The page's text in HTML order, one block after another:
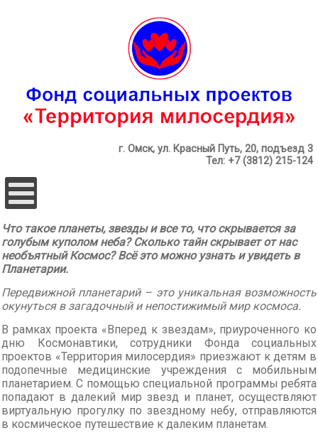
г. Омск, ул. Красный Путь, 20, подъезд 3
Тел: +7 (3812) 215-124
Что такое планеты, звезды и все то, что скрывается за
голубым куполом неба? Сколько тайн скрывает от нас
необъятный Космос? Всё это можно узнать и увидеть в
Планетарии.
Передвижной планетарий – это уникальная возможность
окунуться в загадочный и непостижимый мир космоса.
В рамках проекта «Вперед к звездам», приуроченного ко
дню Космонавтики, сотрудники Фонда социальных
проектов «Территория милосердия» приезжают к детям в
подопечные медицинские учреждения с мобильным
планетарием. С помощью специальной программы ребята
попадают в далекий мир звезд и планет, осуществляют
виртуальную прогулку по звездному небу, отправляются
в космическое путешествие к далеким планетам.